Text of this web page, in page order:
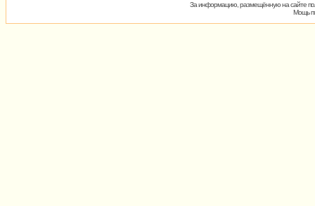
За информацию, размещённую на сайте
Мощь